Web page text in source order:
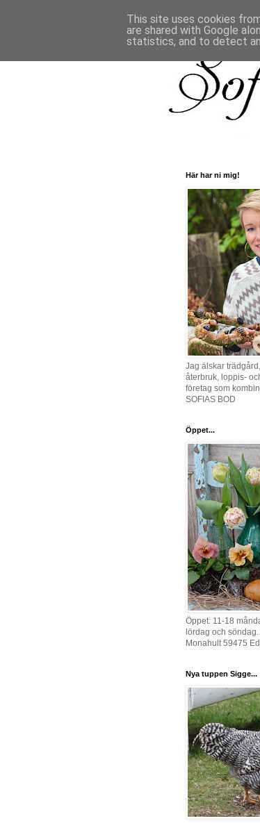
Här har ni mig!
Jag älskar
återbruk, loppis-
företag som
SOFIAS BOD
Öppet...
Öppet: 11-18
lördag och
Monahult 59475
Nya tuppen Sigge...
This site uses cookies
are shared with Google
statistics, and to detect